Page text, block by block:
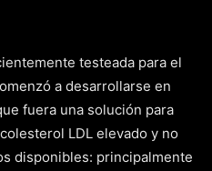
testeada para el
a desarrollarse en
fuera una solución para
LDL elevado y no
disponibles: principalmente